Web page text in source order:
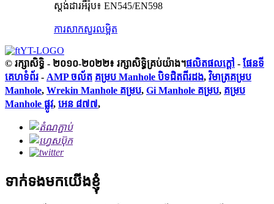
ស្តង់ដារអឺរ៉ុប៖ EN545/EN598
ការសាកសួរលម្អិត
© រក្សាសិទ្ធិ - ២០១០-២០២២៖ រក្សាសិទ្ធិគ្រប់យ៉ាង។ផលិតផលក្តៅ - ផែនទី
គេហទំព័រ - AMP ចល័ត គម្រប Manhole បិទជិតពីរដង, វិមាត្រគម្រប
Manhole, Wrekin Manhole គម្រប, Gi Manhole គម្រប, គម្រប
Manhole ផ្លូវ, អេន ៨៧៧,
ទាក់ទងមកយើងខ្ញុំ